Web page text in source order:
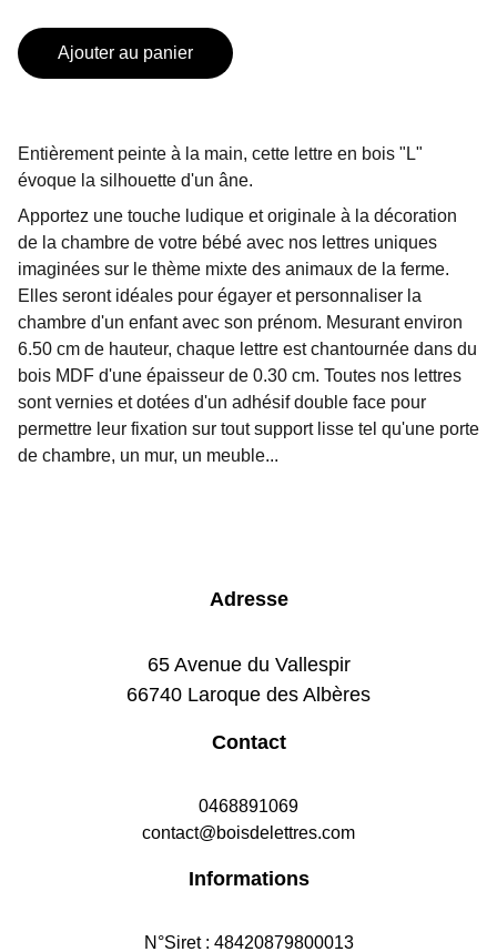
Ajouter au panier
Entièrement peinte à la main, cette lettre en bois "L"
évoque la silhouette d'un âne.
Apportez une touche ludique et originale à la décoration
de la chambre de votre bébé avec nos lettres uniques
imaginées sur le thème mixte des animaux de la ferme.
Elles seront idéales pour égayer et personnaliser la
chambre d'un enfant avec son prénom. Mesurant environ
6.50 cm de hauteur, chaque lettre est chantournée dans du
bois MDF d'une épaisseur de 0.30 cm. Toutes nos lettres
sont vernies et dotées d'un adhésif double face pour
permettre leur fixation sur tout support lisse tel qu'une porte
de chambre, un mur, un meuble...
Adresse
65 Avenue du Vallespir
66740 Laroque des Albères
Contact
0468891069
contact@boisdelettres.com
Informations
N°Siret : 48420879800013